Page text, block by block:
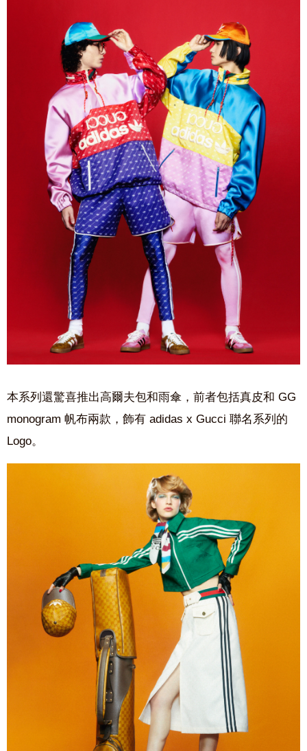
本系列還驚喜推出高爾夫包和雨傘，前者包括真皮和 GG
monogram 帆布兩款，飾有 adidas x Gucci 聯名系列的
Logo。